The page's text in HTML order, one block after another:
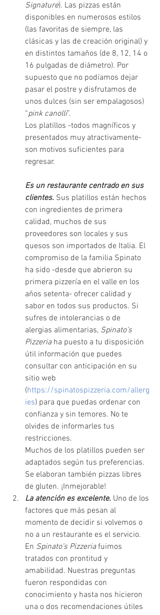
Signature). Las pizzas están
disponibles en numerosos estilos
(las favoritas de siempre, las
clásicas y las de creación original) y
en distintos tamaños (de 8, 12, 14 o
16 pulgadas de diámetro). Por
supuesto que no podíamos dejar
pasar el postre y disfrutamos de
unos dulces (sin ser empalagosos)
“pink canolli”.
Los platillos -todos magníficos y
presentados muy atractivamente-
son motivos suficientes para
regresar.
Es un restaurante centrado en sus
clientes. Sus platillos están hechos
con ingredientes de primera
calidad, muchos de sus
proveedores son locales y sus
quesos son importados de Italia. El
compromiso de la familia Spinato
ha sido -desde que abrieron su
primera pizzería en el valle en los
años setenta- ofrecer calidad y
sabor en todos sus productos. Si
sufres de intolerancias o de
alergias alimentarias, Spinato’s
Pizzeria ha puesto a tu disposición
útil información que puedes
consultar con anticipación en su
sitio web
(https://spinatospizzeria.com/allerg
ies) para que puedas ordenar con
confianza y sin temores. No te
olvides de informarles tus
restricciones.
Muchos de los platillos pueden ser
adaptados según tus preferencias.
Se elaboran también pizzas libres
de gluten. ¡Inmejorable!
La atención es excelente. Uno de los
factores que más pesan al
momento de decidir si volvemos o
no a un restaurante es el servicio.
En Spinato’s Pizzeria fuimos
tratados con prontitud y
amabilidad. Nuestras preguntas
fueron respondidas con
conocimiento y hasta nos hicieron
una o dos recomendaciones útiles